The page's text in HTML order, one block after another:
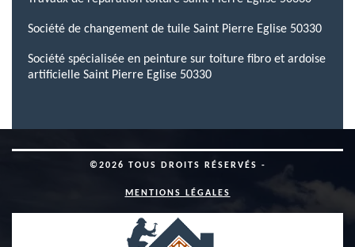
Société de changement de tuile Saint Pierre Eglise 50330
Société spécialisée en peinture sur toiture fibro et ardoise
artificielle Saint Pierre Eglise 50330
©2026 TOUS DROITS RÉSERVÉS -
MENTIONS LÉGALES